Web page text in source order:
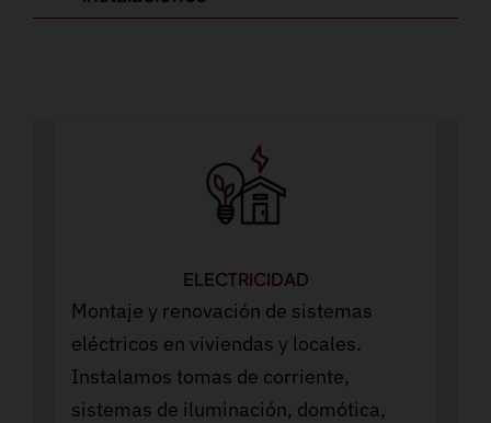
ELECTRICIDAD
Montaje y renovación de sistemas
eléctricos en viviendas y locales.
Instalamos tomas de corriente,
sistemas de iluminación, domótica,